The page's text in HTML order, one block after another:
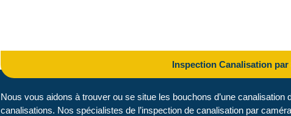
Inspection Canalisation par
Nous vous aidons à trouver ou se situe les bouchons d’une canalisation
canalisations. Nos spécialistes de l’inspection de canalisation par